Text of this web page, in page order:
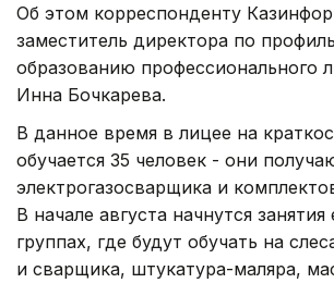
Об этом корреспонденту
заместитель директора по
образованию профессионального
Инна Бочкарева.
В данное время в лицее на
обучается 35 человек - они
электрогазосварщика и
В начале августа начнутся
группах, где будут обучать на
и сварщика, штукатура-маляра,